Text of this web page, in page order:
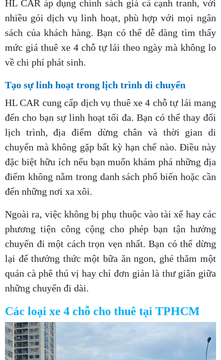
HL CAR áp dụng chính sách giá cả cạnh tranh, với
nhiều gói dịch vụ linh hoạt, phù hợp với mọi ngân
sách của khách hàng. Bạn có thể dễ dàng tìm thấy
mức giá thuê xe 4 chỗ tự lái theo ngày mà không lo
về chi phí phát sinh.
Tạo sự linh hoạt trong lịch trình di chuyển
HL CAR cung cấp dịch vụ thuê xe 4 chỗ tự lái mang
đến cho bạn sự linh hoạt tối đa. Bạn có thể thay đổi
lịch trình, địa điểm dừng chân và thời gian di
chuyển mà không gặp bất kỳ hạn chế nào. Điều này
đặc biệt hữu ích nếu bạn muốn khám phá những địa
điểm không nằm trong danh sách phổ biến hoặc cần
đến những nơi xa xôi.
Ngoài ra, việc không bị phụ thuộc vào tài xế hay các
phương tiện công cộng cho phép bạn tận hưởng
chuyến đi một cách trọn vẹn nhất. Bạn có thể dừng
lại để thưởng thức một bữa ăn ngon, ghé thăm một
quán cà phê thú vị hay chỉ đơn giản là thư giãn giữa
những chuyến đi dài.
Các loại xe 4 chỗ cho thuê tại TPHCM